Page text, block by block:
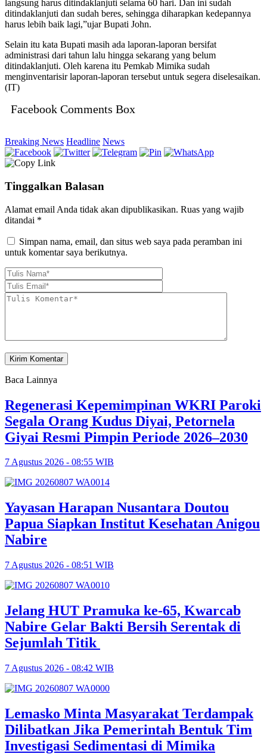
langsung harus ditindaklanjuti selama 60 hari. Dan ini sudah
ditindaklanjuti dan sudah beres, sehingga diharapkan kedepannya
harus lebih baik lagi,”ujar Bupati John.
Selain itu kata Bupati masih ada laporan-laporan bersifat
administrasi dari tahun lalu hingga sekarang yang belum
ditindaklanjuti. Oleh karena itu Pemkab Mimika sudah
menginventarisir laporan-laporan tersebut untuk segera diselesaikan.
(IT)
Facebook Comments Box
Breaking News Headline News
Tinggalkan Balasan
Alamat email Anda tidak akan dipublikasikan. Ruas yang wajib
ditandai *
Simpan nama, email, dan situs web saya pada peramban ini
untuk komentar saya berikutnya.
Baca Lainnya
Regenerasi Kepemimpinan WKRI Paroki
Segala Orang Kudus Diyai, Petornela
Giyai Resmi Pimpin Periode 2026–2030
7 Agustus 2026 - 08:55 WIB
Yayasan Harapan Nusantara Doutou
Papua Siapkan Institut Kesehatan Anigou
Nabire
7 Agustus 2026 - 08:51 WIB
Jelang HUT Pramuka ke-65, Kwarcab
Nabire Gelar Bakti Bersih Serentak di
Sejumlah Titik
7 Agustus 2026 - 08:42 WIB
Lemasko Minta Masyarakat Terdampak
Dilibatkan Jika Pemerintah Bentuk Tim
Investigasi Sedimentasi di Mimika